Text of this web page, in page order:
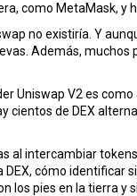
como MetaMask, y
no existiría. Y
Además, muchos
Uniswap V2 es
de DEX
al intercambiar
cómo identificar
los pies en la tierra y